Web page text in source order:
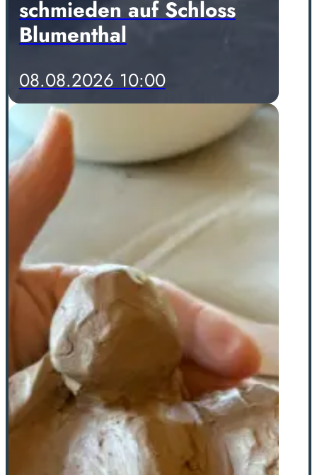
schmieden auf Schloss
Blumenthal
08.08.2026 10:00